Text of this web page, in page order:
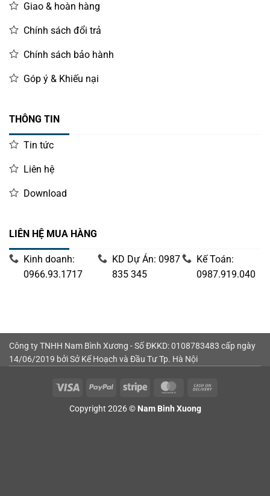
Tóm lại, máy thu thập dữ liệu di động thông minh M2 Plus
độ bền cao và thân thiện với người dùng. Đây chắc chắn là
bảo vận hành suôn sẻ trong mọi tình huống.
Giao & hoàn hàng
Chính sách đổi trả
Chính sách bảo hành
Góp ý & Khiếu nại
THÔNG TIN
Tin tức
Liên hệ
Download
LIÊN HỆ MUA HÀNG
Kinh doanh:
0966.93.1717
KD Dự Án: 0987
835 345
Kế Toán:
0987.919.040
Công ty TNHH Nam Bình Xương - Số ĐKKD: 0108783483 cấp ngày
14/06/2019 bởi Sở Kế Hoạch và Đầu Tư Tp. Hà Nội
Visa PayPal Stripe MasterCard
Copyright 2026 © Nam Binh Xuong